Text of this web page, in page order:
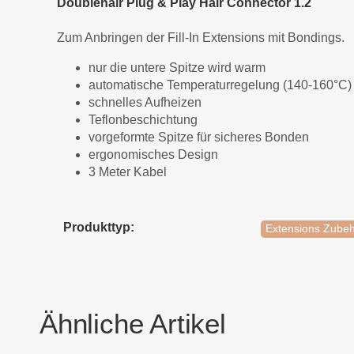
Doublehair Plug & Play Hair Connector 1.2
Zum Anbringen der Fill-In Extensions mit Bondings.
nur die untere Spitze wird warm
automatische Temperaturregelung (140-160°C)
schnelles Aufheizen
Teflonbeschichtung
vorgeformte Spitze für sicheres Bonden
ergonomisches Design
3 Meter Kabel
Produkttyp: Extensions
Ähnliche Artikel